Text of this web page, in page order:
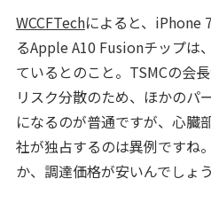
WCCFTechによると、iPhone
るApple A10 Fusionチップは
ているとのこと。TSMCの会
リスク分散のため、ほかのパ
になるのが普通ですが、心臓
社が独占するのは異例ですね
か、調達価格が安いんでしょう